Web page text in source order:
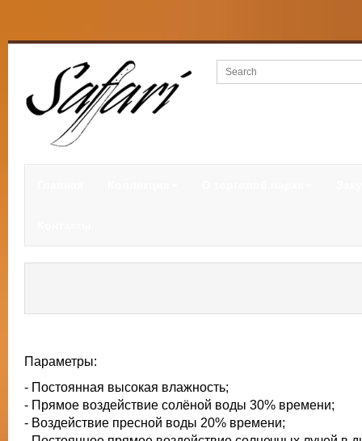
Параметры:
- Постоянная высокая влажность;
- Прямое воздействие солёной воды 30% времени;
- Воздействие пресной воды 20% времени;